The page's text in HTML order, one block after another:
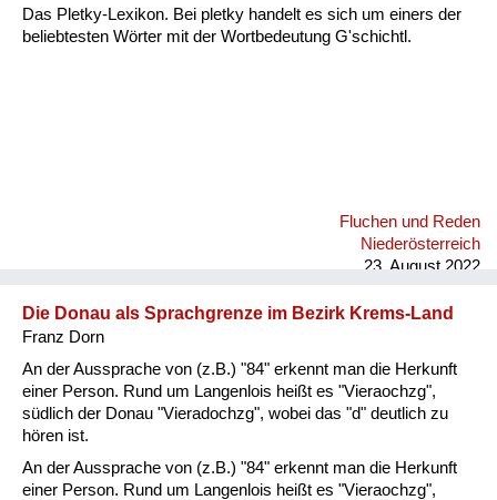
Das Pletky-Lexikon. Bei pletky handelt es sich um einers der
beliebtesten Wörter mit der Wortbedeutung G'schichtl.
Fluchen und Reden
Niederösterreich
23. August 2022
Die Donau als Sprachgrenze im Bezirk Krems-Land
Franz Dorn
An der Aussprache von (z.B.) "84" erkennt man die Herkunft
einer Person. Rund um Langenlois heißt es "Vieraochzg",
südlich der Donau "Vieradochzg", wobei das "d" deutlich zu
hören ist.
An der Aussprache von (z.B.) "84" erkennt man die Herkunft
einer Person. Rund um Langenlois heißt es "Vieraochzg",